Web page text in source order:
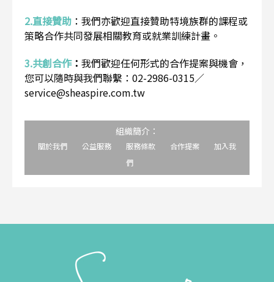
2.直接贊助 ： 我們亦歡迎直接贊助特境族群的課程或
策略合作共同發展相關教育或就業訓練計畫。
3.共創合作： 我們歡迎任何形式的合作提案與機會，
您可以隨時與我們聯繫：02-2986-0315／
service@sheaspire.com.tw
組織簡介：
關於我們 公益服務 服務條款 合作提案
加入我
們